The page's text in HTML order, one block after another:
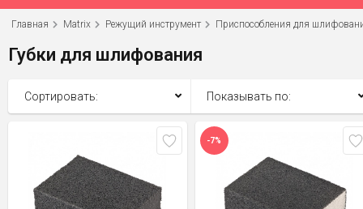
Главная Matrix Режущий инструмент Приспособления для
Губки для шлифования
Сортировать: Показывать по:
-7%